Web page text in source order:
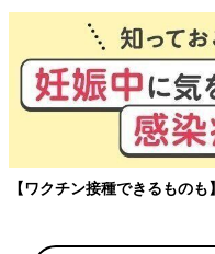
いて！
玉川大学教育学
アルを聞く連載